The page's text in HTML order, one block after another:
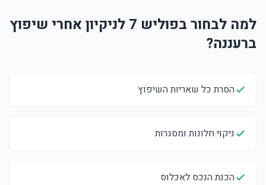
למה לבחור בפוליש 7 לניקיון אחרי שיפוץ
ברעננה?
הסרת כל שאריות השיפוץ
ניקוי חלונות ומסגרות
הכנת הנכס לאכלוס